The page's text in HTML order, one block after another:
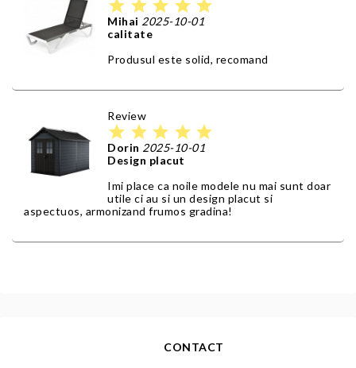
star star star star star
Mihai 2025-10-01
calitate
Produsul este solid, recomand
Review
star star star star star
Dorin 2025-10-01
Design placut
Imi place ca noile modele nu mai sunt doar
utile ci au si un design placut si
aspectuos, armonizand frumos gradina!
CONTACT